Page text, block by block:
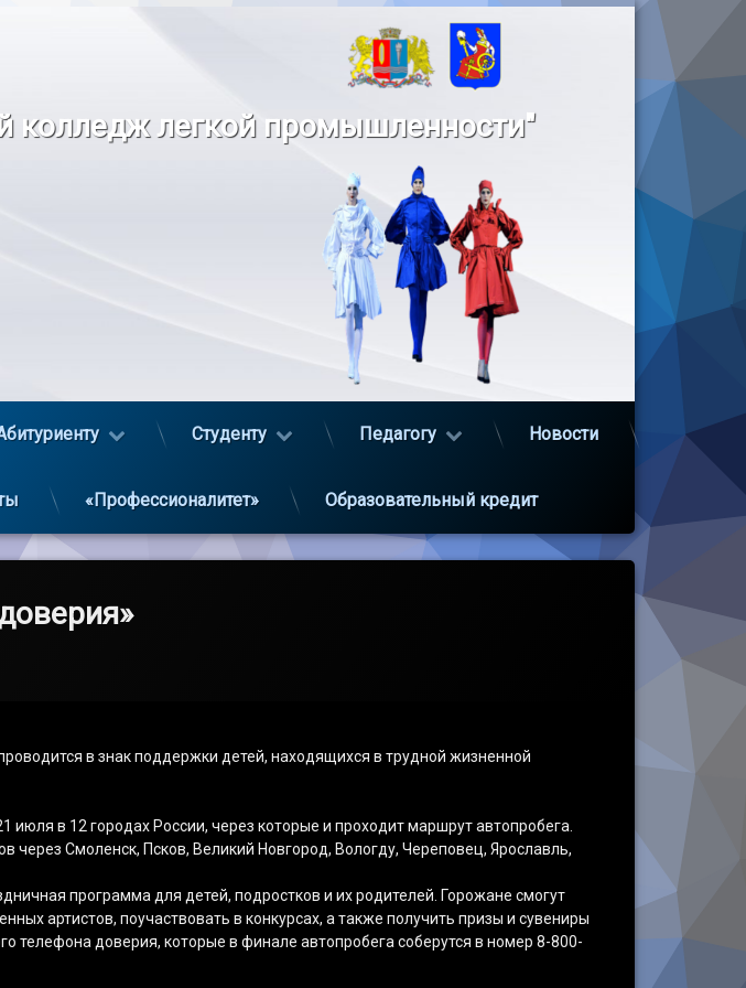
колледж легкой промышленности"
Студенту Педагогу Новости
«Профессионалитет» Образовательный кредит
в знак поддержки детей, находящихся в трудной жизненной
в 12 городах России, через которые и проходит маршрут автопробега.
через Смоленск, Псков, Великий Новгород, Вологду, Череповец, Ярославль,
программа для детей, подростков и их родителей. Горожане смогут
артистов, поучаствовать в конкурсах, а также получить призы и сувениры
телефона доверия, которые в финале автопробега соберутся в номер 8-800-